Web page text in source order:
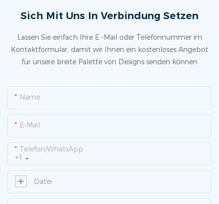
Sich Mit Uns In Verbindung Setzen
Lassen Sie einfach Ihre E -Mail oder Telefonnummer im
Kontaktformular, damit wir Ihnen ein kostenloses Angebot
für unsere breite Palette von Designs senden können
Name
E-Mail
+1
Telefon/WhatsApp
Datei